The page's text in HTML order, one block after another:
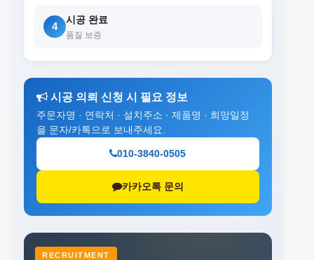
4
시공 완료
품질 보증
시공 의뢰 신청 시 필요 정보
주문자명 · 연락처 · 설치주소 · 제품명 · 희망일정
을 문자/카톡으로 보내주세요.
010-3840-0505
카카오톡 문의
RECRUITMENT